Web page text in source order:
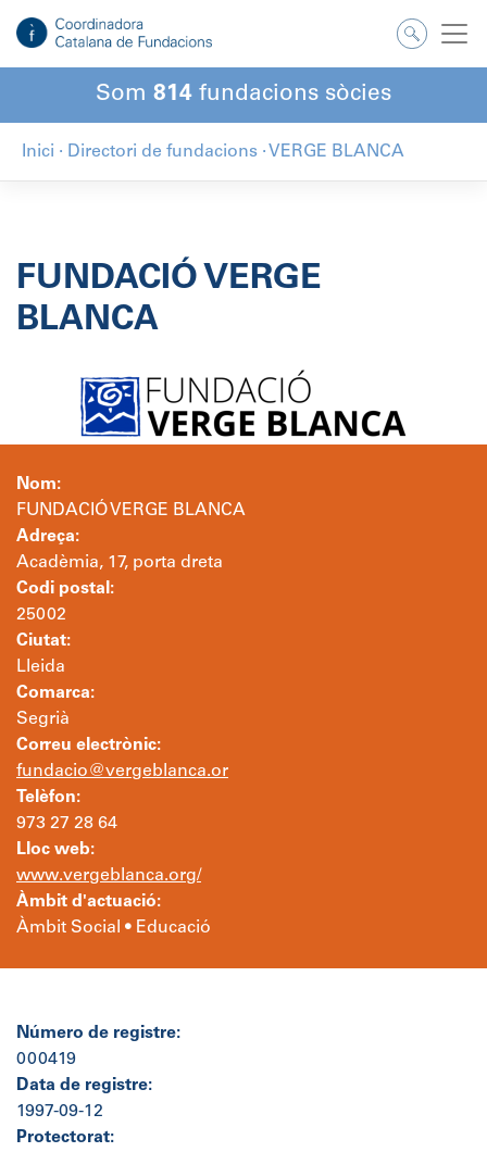
contingut
Som 814 fundacions sòcies
Inici · Directori de fundacions · VERGE BLANCA
FUNDACIÓ VERGE
BLANCA
Nom:
FUNDACIÓ VERGE BLANCA
Adreça:
Acadèmia, 17, porta dreta
Codi postal:
25002
Ciutat:
Lleida
Comarca:
Segrià
Correu electrònic:
fundacio@vergeblanca.or
Telèfon:
973 27 28 64
Lloc web:
www.vergeblanca.org/
Àmbit d'actuació:
Àmbit Social • Educació
Número de registre:
000419
Data de registre:
1997-09-12
Protectorat: